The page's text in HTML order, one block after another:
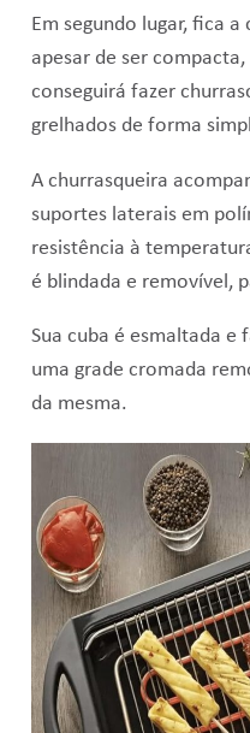
Em segundo lugar, fica
apesar de ser
conseguirá fazer
grelhados de forma
A churrasqueira
suportes laterais em
resistência à
é blindada e removível,
Sua cuba é esmaltada e
uma grade cromada
da mesma.